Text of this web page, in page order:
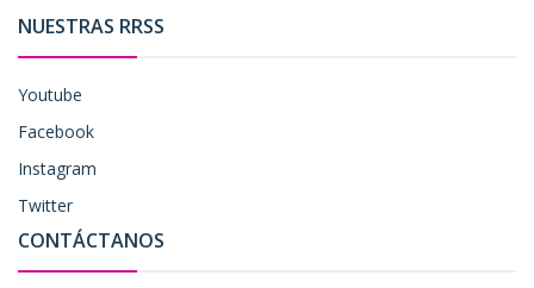
NUESTRAS RRSS
Youtube
Facebook
Instagram
Twitter
CONTÁCTANOS